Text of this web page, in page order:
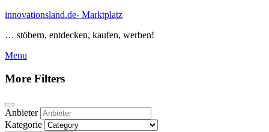
Skip
content
innovationsland.de- Marktplatz
… stöbern, entdecken, kaufen, werben!
Menu
More Filters
Anbieter
Kategorie